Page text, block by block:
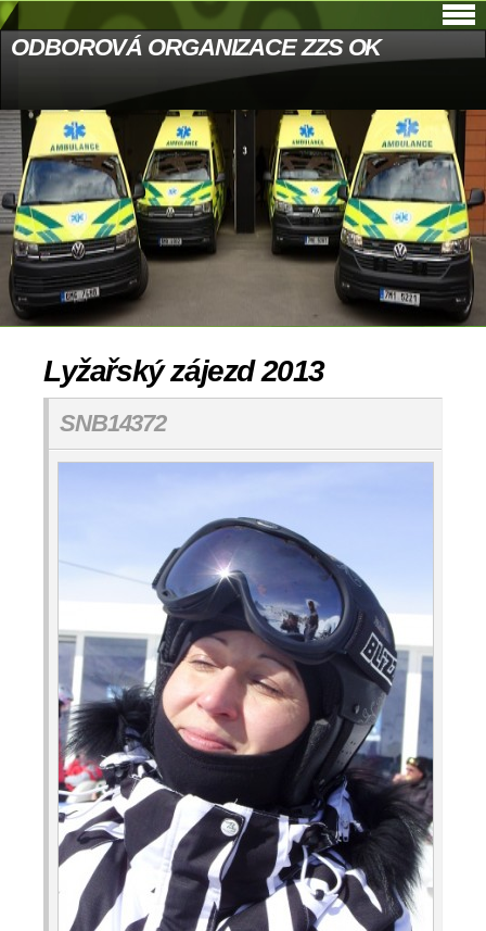
ODBOROVÁ ORGANIZACE ZZS OK
Lyžařský zájezd 2013
SNB14372